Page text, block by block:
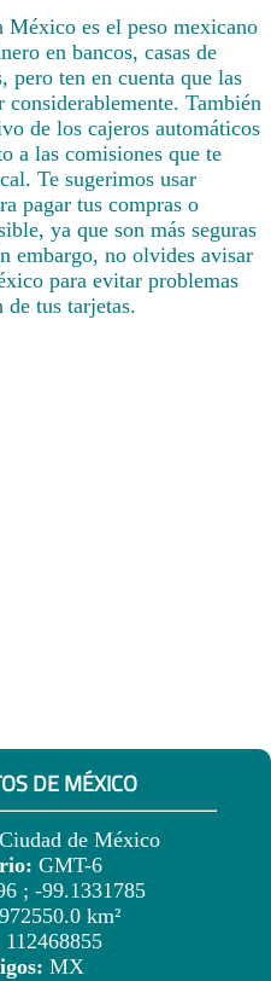
es el peso mexicano
en bancos, casas de
pero ten en cuenta que las
considerablemente. También
de los cajeros automáticos
a las comisiones que te
Te sugerimos usar
pagar tus compras o
ya que son más seguras
embargo, no olvides avisar
para evitar problemas
tus tarjetas.
DE MÉXICO
Ciudad de México
GMT-6
; -99.1331785
km²
112468855
MX